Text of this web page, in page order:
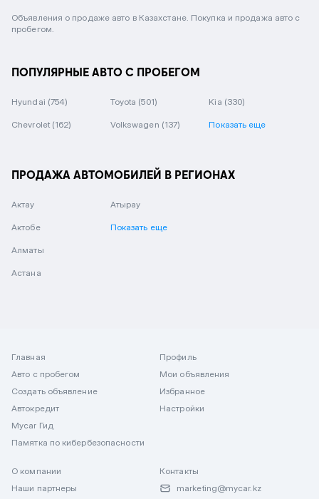
Объявления о продаже авто в Казахстане. Покупка и продажа авто с
пробегом.
ПОПУЛЯРНЫЕ АВТО С ПРОБЕГОМ
Hyundai (754) Toyota (501) Kia (330)
Chevrolet (162) Volkswagen (137) Показать еще
ПРОДАЖА АВТОМОБИЛЕЙ В РЕГИОНАХ
Актау
Актобе
Алматы
Астана
Атырау
Показать еще
Главная
Авто с пробегом
Создать объявление
Автокредит
Mycar Гид
Памятка по кибербезопасности
Профиль
Мои объявления
Избранное
Настройки
О компании
Наши партнеры
Контакты
marketing@mycar.kz